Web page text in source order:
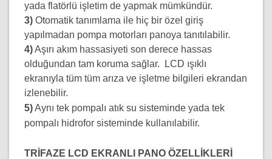
yada flatörlü işletim de yapmak mümkündür.
3) Otomatik tanımlama ile hiç bir özel giriş
yapılmadan pompa motorları panoya tanıtılabilir.
4)Aşırı akım hassasiyeti son derece hassas
olduğundan tam koruma sağlar. LCD ışıklı
ekranıyla tüm tüm arıza ve işletme bilgileri ekrandan
izlenebilir.
5)Aynı tek pompalı atık su sisteminde yada tek
pompalı hidrofor sisteminde kullanılabilir.
TRİFAZE LCD EKRANLI PANO ÖZELLİKLERİ